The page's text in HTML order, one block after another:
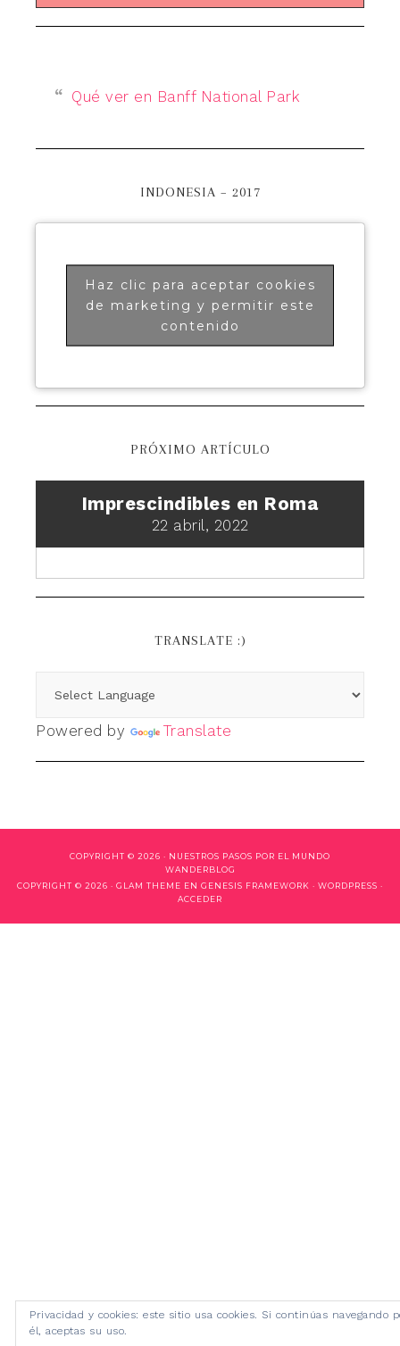
Qué ver en Banff National Park
INDONESIA – 2017
Haz clic para aceptar cookies
de marketing y permitir este
contenido
PRÓXIMO ARTÍCULO
Imprescindibles en Roma
22 abril, 2022
TRANSLATE :)
Powered by Translate
COPYRIGHT © 2026 · NUESTROS PASOS POR EL MUNDO
WANDERBLOG
COPYRIGHT © 2026 · GLAM THEME EN GENESIS FRAMEWORK · WORDPRESS ·
ACCEDER
Privacidad y cookies: este sitio usa cookies. Si continúas navegando
él, aceptas su uso.